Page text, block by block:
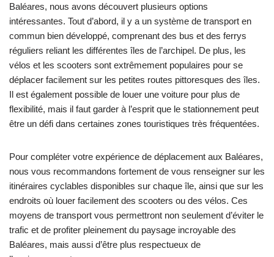
Baléares, nous avons découvert plusieurs options
intéressantes. Tout d’abord, il y a un système de transport en
commun bien développé, comprenant des bus et des ferrys
réguliers reliant les différentes îles de l’archipel. De plus, les
vélos et les scooters sont extrêmement populaires pour se
déplacer facilement sur les petites routes pittoresques des îles.
Il est également possible de louer une voiture pour plus de
flexibilité, mais il faut garder à l’esprit que le stationnement peut
être un défi dans certaines zones touristiques très fréquentées.
Pour compléter votre expérience de déplacement aux Baléares,
nous vous recommandons fortement de vous renseigner sur les
itinéraires cyclables disponibles sur chaque île, ainsi que sur les
endroits où louer facilement des scooters ou des vélos. Ces
moyens de transport vous permettront non seulement d’éviter le
trafic et de profiter pleinement du paysage incroyable des
Baléares, mais aussi d’être plus respectueux de